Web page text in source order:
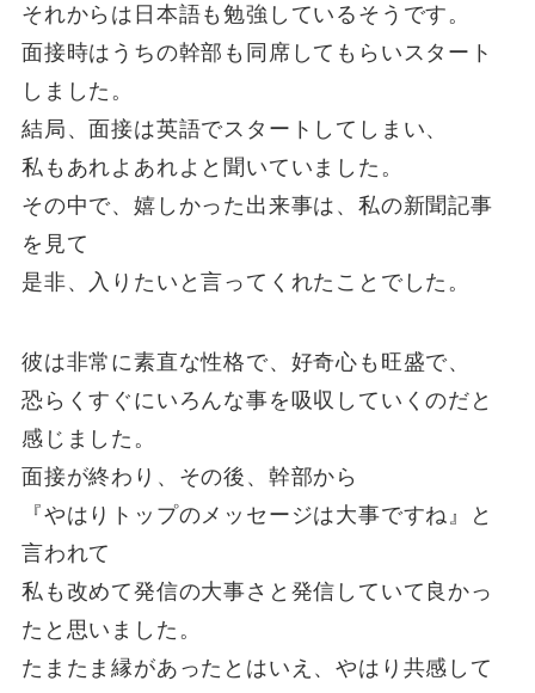
それからは日本語も勉強しているそうです。
面接時はうちの幹部も同席してもらいスタート
しました。
結局、面接は英語でスタートしてしまい、
私もあれよあれよと聞いていました。
その中で、嬉しかった出来事は、私の新聞記事
を見て
是非、入りたいと言ってくれたことでした。
彼は非常に素直な性格で、好奇心も旺盛で、
恐らくすぐにいろんな事を吸収していくのだと
感じました。
面接が終わり、その後、幹部から
『やはりトップのメッセージは大事ですね』と
言われて
私も改めて発信の大事さと発信していて良かっ
たと思いました。
たまたま縁があったとはいえ、やはり共感して